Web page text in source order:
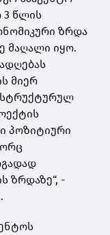
3 წლის
ზრდა
მაღალი იყო.
მიერ
პოზიტიური
ზრდაზე“, -